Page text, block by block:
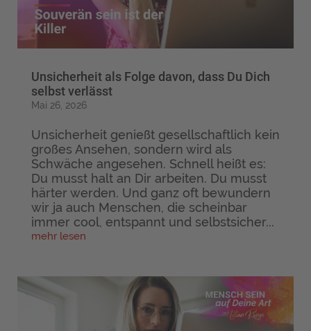
Unsicherheit als Folge davon, dass Du Dich
selbst verlässt
Mai 26, 2026
Unsicherheit genießt gesellschaftlich kein
großes Ansehen, sondern wird als
Schwäche angesehen. Schnell heißt es:
Du musst halt an Dir arbeiten. Du musst
härter werden. Und ganz oft bewundern
wir ja auch Menschen, die scheinbar
immer cool, entspannt und selbstsicher...
mehr lesen